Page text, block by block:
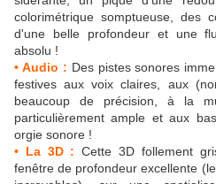
colorimétrique somptueuse, des
d'une belle profondeur et une
absolu !
• Audio : Des pistes sonores
festives aux voix claires, aux
beaucoup de précision, à la
particulièrement ample et aux
orgie sonore !
• La 3D : Cette 3D follement
fenêtre de profondeur excellente